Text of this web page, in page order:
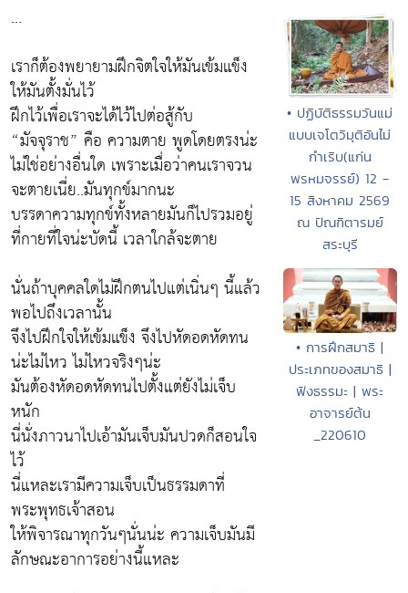
...
เราก็ต้องพยายามฝึกจิตใจให้มันเข้มแข็ง
ให้มันตั้งมั่นไว้
ฝึกไว้เพื่อเราจะได้ไว้ไปต่อสู้กับ
“มัจจุราช” คือ ความตาย พูดโดยตรงน่ะ
ไม่ใช่อย่างอื่นใด เพราะเมื่อว่าคนเราจวน
จะตายเนี่ย..มันทุกข์มากนะ
บรรดาความทุกข์ทั้งหลายมันก็ไปรวมอยู่
ที่กายที่ใจน่ะบัดนี้ เวลาใกล้จะตาย
นั่นถ้าบุคคลใดไม่ฝึกตนไปแต่เนิ่นๆ นี้แล้ว
พอไปถึงเวลานั้น
จึงไปฝึกใจให้เข้มแข็ง จึงไปหัดอดหัดทน
น่ะไม่ไหว ไม่ไหวจริงๆน่ะ
มันต้องหัดอดหัดทนไปตั้งแต่ยังไม่เจ็บ
หนัก
นี่นั่งภาวนาไปเอ้ามันเจ็บมันปวดก็สอนใจ
ไว้
นี่แหละเรามีความเจ็บเป็นธรรมดาที่
พระพุทธเจ้าสอน
ให้พิจารณาทุกวันๆนั่นน่ะ ความเจ็บมันมี
ลักษณะอาการอย่างนี้แหละ
• ปฏิบัติธรรมวันแม่
แบบเจโตวิมุติอันไม่
กำเริบ(แก่น
พรหมจรรย์) 12 -
15 สิงหาคม 2569
ณ ปัณฑิตารมย์
สระบุรี
• การฝึกสมาธิ |
ประเภทของสมาธิ |
ฟังธรรมะ | พระ
อาจารย์ต้น
_220610